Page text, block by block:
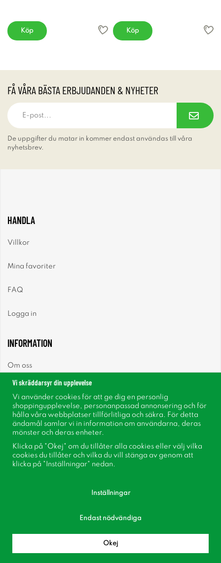
Köp Köp
FÅ VÅRA BÄSTA ERBJUDANDEN & NYHETER
De uppgifter du matar in kommer endast användas till våra
nyhetsbrev.
HANDLA
Villkor
Mina favoriter
FAQ
Logga in
INFORMATION
Om oss
Nyhetsbrev
Om cookies
Inspiration
Bli medlem i vår kundklubb!
Vi skräddarsyr din upplevelse
Vi använder cookies för att ge dig en personlig
shoppingupplevelse, personanpassad annonsering och för
hålla våra webbplatser tillförlitliga och säkra. För detta
ändamål samlar vi in information om användarna, deras
mönster och deras enheter.
Klicka på "Okej" om du tillåter alla cookies eller välj vilka
cookies du tillåter och vilka du vill stänga av genom att
klicka på "Inställningar" nedan.
Inställningar
Endast nödvändiga
Okej